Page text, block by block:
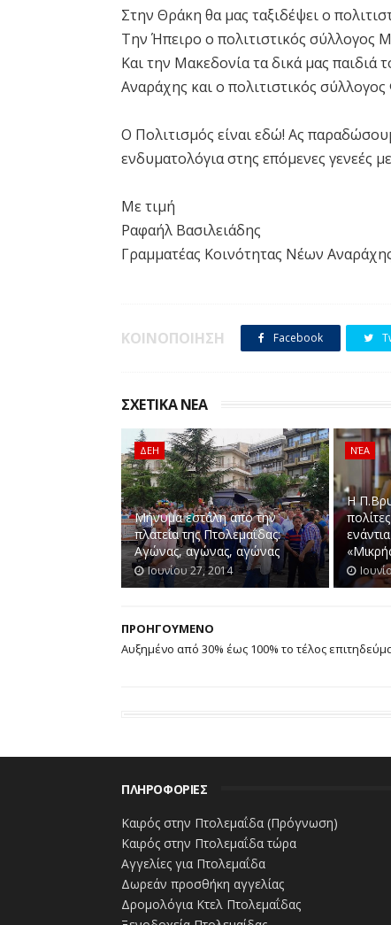
Στην Θράκη θα μας ταξιδέψει ο
Την Ήπειρο ο πολιτιστικός σύλλογος
Και την Μακεδονία τα δικά μας
Αναράχης και ο πολιτιστικός
Ο Πολιτισμός είναι εδώ! Ας
ενδυματολόγια στης επόμενες γενεές
Με τιμή
Ραφαήλ Βασιλειάδης
Γραμματέας Κοινότητας Νέων
ΚΟΙΝΟΠΟΙΗΣΗ Facebook
ΣΧΕΤΙΚΑ ΝΕΑ
ΔΕΗ
Μήνυμα εστάλη από την
πλατεία της Πτολεμαΐδας:
Αγώνας, αγώνας, αγώνας
Ιουνίου 27, 2014
ΝΈΑ
Η
ΠΡΟΗΓΟΥΜΕΝΟ
Αυξημένο από 30% έως 100% το τέλος
ΠΛΗΡΟΦΟΡΙΕΣ
Καιρός στην Πτολεμαΐδα (Πρόγνωση)
Καιρός στην Πτολεμαΐδα τώρα
Αγγελίες για Πτολεμαΐδα
Δωρεάν προσθήκη αγγελίας
Δρομολόγια Κτελ Πτολεμαΐδας